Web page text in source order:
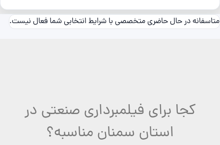
متاسفانه در حال حاضری متخصصی با شرایط انتخابی شما فعال نیست.
کجا برای فیلمبرداری صنعتی در
استان سمنان مناسبه؟